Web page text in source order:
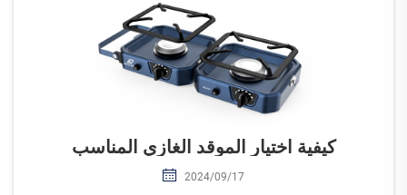
كيفية اختيار الموقد الغازي المناسب
2024/09/17